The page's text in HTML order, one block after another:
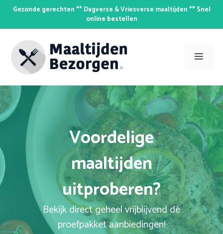
Skip
content
Gezonde gerechten ** Dagverse & Vriesverse maaltijden ** Snel
online bestellen
Menu
Voordelige
maaltijden
uitproberen?
Bekijk direct geheel vrijblijvend de
proefpakket aanbiedingen!